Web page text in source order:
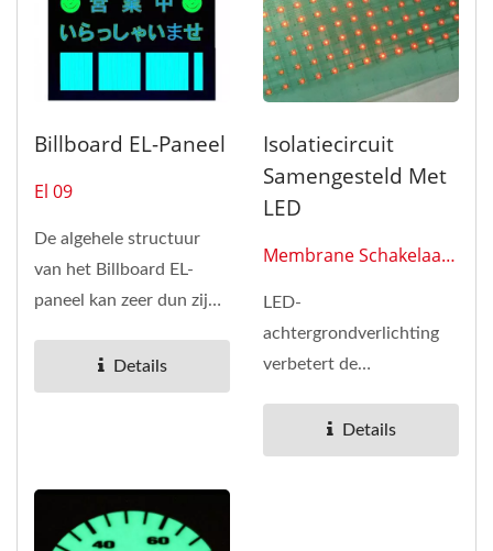
Billboard EL-Paneel
El 09
De algehele structuur
van het Billboard EL-
paneel kan zeer dun zijn,
op een gebogen...
Details
Isolatiecircuit
Samengesteld Met
LED
Membrane Schakelaar
LED-
achtergrondverlichting
verbetert de
knoppen in omgevingen
met weinig...
Details